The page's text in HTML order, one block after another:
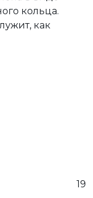
кольца.
как
19